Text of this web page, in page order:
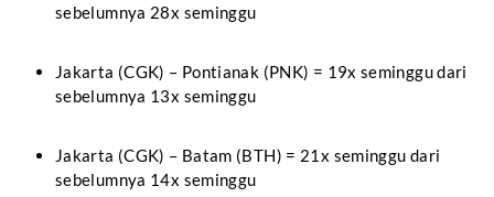
sebelumnya 28x seminggu
Jakarta (CGK) – Pontianak (PNK) = 19x seminggu dari
sebelumnya 13x seminggu
Jakarta (CGK) – Batam (BTH) = 21x seminggu dari
sebelumnya 14x seminggu